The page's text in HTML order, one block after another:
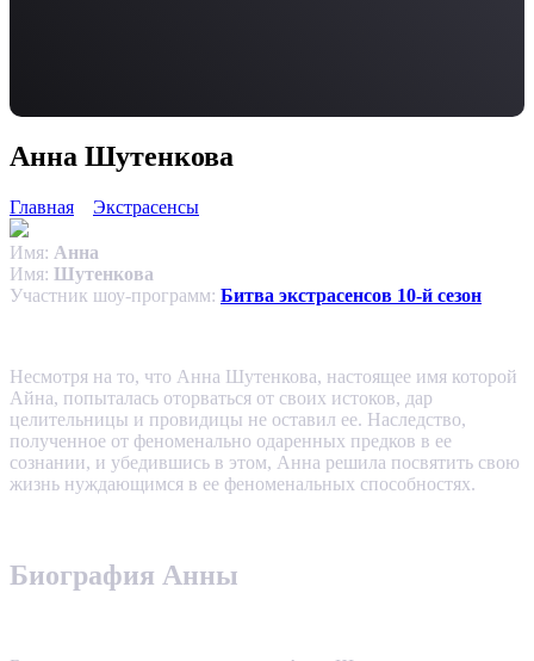
Анна Шутенкова
Главная Экстрасенсы
Имя: Анна
Имя: Шутенкова
Участник шоу-программ: Битва экстрасенсов 10-й сезон
Несмотря на то, что Анна Шутенкова, настоящее имя которой
Айна, попыталась оторваться от своих истоков, дар
целительницы и провидицы не оставил ее. Наследство,
полученное от феноменально одаренных предков в ее
сознании, и убедившись в этом, Анна решила посвятить свою
жизнь нуждающимся в ее феноменальных способностях.
Биография Анны